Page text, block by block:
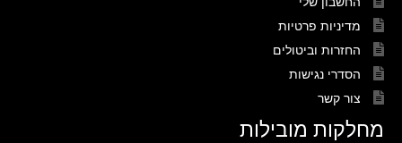
מדיניות פרטיות
החזרות וביטולים
הסדרי נגישות
צור קשר
מחלקות מובילות